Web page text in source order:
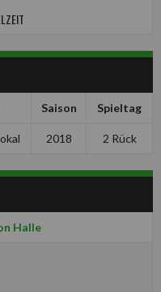
Saison Spieltag
2018 2 Rück
Halle